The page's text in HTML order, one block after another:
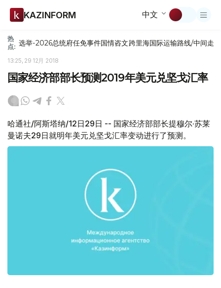
KAZINFORM 中文
热
点: 选举-2026总统府任免事件国情咨文跨里海国际运输路线/中间走廊
13:25, 29 12月 2018
国家经济部部长预测2019年美元兑坚戈汇率
哈通社/阿斯塔纳/12日29日 -- 国家经济部部长提穆尔·苏莱
曼诺夫29日就明年美元兑坚戈汇率变动进行了预测。